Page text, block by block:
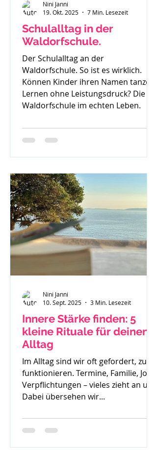
Schulalltag in der
Waldorfschule.
Der Schulalltag an der
Waldorfschule. So ist es wirklich.
Können Kinder ihren Namen tanzen?
Lernen ohne Leistungsdruck? Die
Waldorfschule im echten Leben.
Nini Janni
19. Okt. 2025
7 Min. Lesezeit
Innere Stärke finden: 5
kleine Rituale für deinen
Alltag
Im Alltag sind wir oft gefordert, zu
funktionieren. Termine, Familie, Job,
Verpflichtungen – vieles zieht an uns.
Dabei übersehen wir...
Nini Janni
10. Sept. 2025
3 Min. Lesezeit